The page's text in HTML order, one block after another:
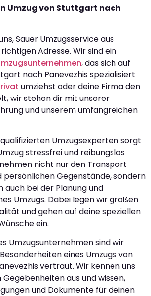
Umzug von Stuttgart nach
Sauer Umzugsservice aus
Adresse. Wir sind ein
, das sich auf
nach Panevezhis spezialisiert
umziehst oder deine Firma den
wir stehen dir mit unserer
und unserem umfangreichen
Umzugsexperten sorgt
stressfrei und reibungslos
nicht nur den Transport
persönlichen Gegenstände, sondern
auch bei der Planung und
Umzugs. Dabei legen wir großen
und gehen auf deine speziellen
ein.
Umzugsunternehmen sind wir
eines Umzugs von
vertraut. Wir kennen uns
aus und wissen,
und Dokumente für deinen